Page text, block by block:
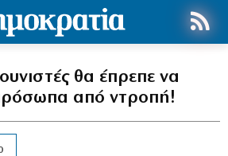
θα έπρεπε να
από ντροπή!